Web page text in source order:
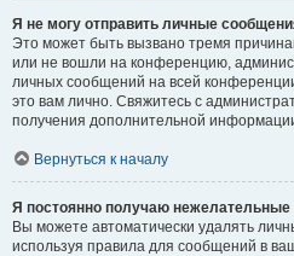
Я не могу отправить личные
Это может быть вызвано тремя
или не вошли на конференцию,
личных сообщений на всей
это вам лично. Свяжитесь с
получения дополнительной
Вернуться к началу
Я постоянно получаю
Вы можете автоматически удалять
используя правила для сообщений в